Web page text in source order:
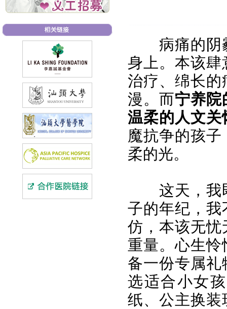
病痛的阴
身上。本该
治疗、绵长
漫。而宁养院
温柔的人文
魔抗争的孩
柔的光。
这天，我
子的年纪，
仿，本该无
重量。心生
备一份专属
选适合小女
纸、公主换